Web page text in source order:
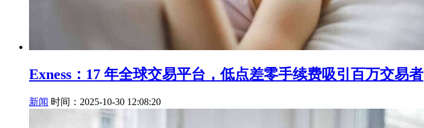
Exness：17 年全球交易平台，低点差零手续费吸引百万交易者
新闻 时间：2025-10-30 12:08:20